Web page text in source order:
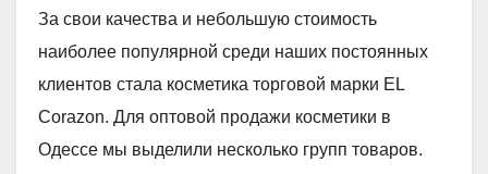
За свои качества и небольшую стоимость
наиболее популярной среди наших постоянных
клиентов стала косметика торговой марки EL
Corazon. Для оптовой продажи косметики в
Одессе мы выделили несколько групп товаров.